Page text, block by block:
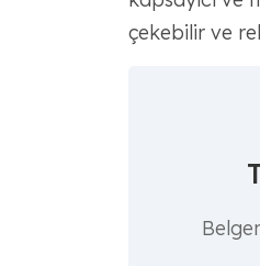
çekebilir ve